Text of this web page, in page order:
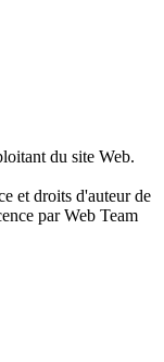
du site Web.
et droits d'auteur de
par Web Team